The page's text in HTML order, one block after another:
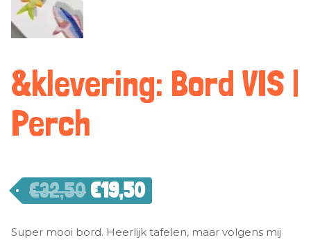
&klevering: Bord VIS |
Perch
€32,50 €19,50
Super mooi bord. Heerlijk tafelen, maar volgens mij